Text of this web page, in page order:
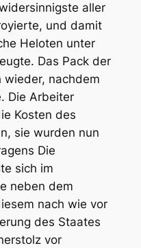
aller
und damit
Heloten unter
Das Pack der
wieder, nachdem
Die Arbeiter
Kosten des
sie wurden nun
Die
sich im
neben dem
nach wie vor
des Staates
vor